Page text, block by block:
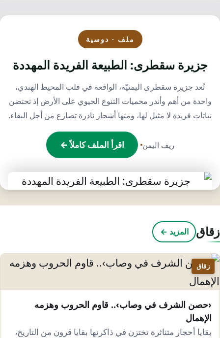
ملف · دوسية
جزيرة سقطرى: الطبيعة الفريدة المهددة
تُعد جزيرة سقطرى اليمنيّة، الواقعة في قلب المحيط الهندي،
واحدة من أهم وأندر محميات التنوع الحيوي على الأرض إذ تحتضن
نباتات فريدة لا مثيل لها، ومنها أشجار نادرة تصارع من أجل البقاء.
ريف اليمن اقرأ الملف كاملاً ←
المزيد ←
زقاق
‹حصن الشرف في وصاب›.. قاوم الحروب وهزمه
الإهمال
بقايا أحجار متناثرة تختزن في ذاكرتها بقايا قرون من التاريخ،